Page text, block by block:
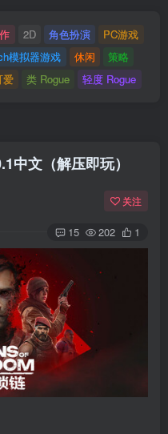
2D 角色扮演
PC游戏
模拟器游戏 休闲
策略
爱 类 Rogue 轻度 Rogue
中文（解压即玩）
关注
15 202 1